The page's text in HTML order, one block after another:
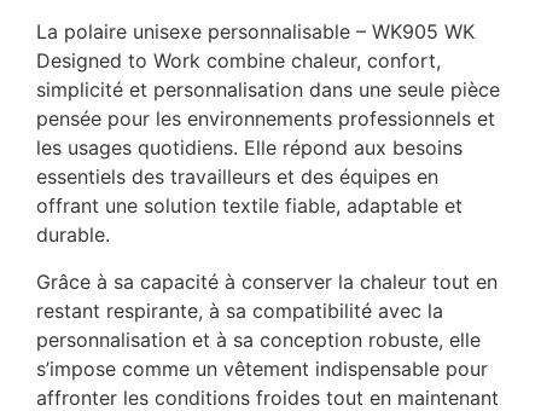
La polaire unisexe personnalisable – WK905 WK
Designed to Work combine chaleur, confort,
simplicité et personnalisation dans une seule pièce
pensée pour les environnements professionnels et
les usages quotidiens. Elle répond aux besoins
essentiels des travailleurs et des équipes en
offrant une solution textile fiable, adaptable et
durable.
Grâce à sa capacité à conserver la chaleur tout en
restant respirante, à sa compatibilité avec la
personnalisation et à sa conception robuste, elle
s’impose comme un vêtement indispensable pour
affronter les conditions froides tout en maintenant